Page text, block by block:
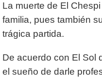
La muerte de El
familia, pues también
trágica partida.
De acuerdo con El Sol
el sueño de darle